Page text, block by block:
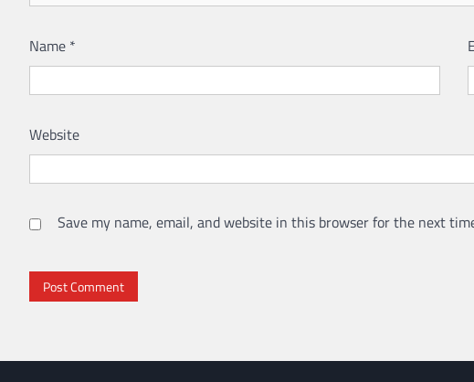
Name *
Website
Save my name, email, and website in this browser for the next